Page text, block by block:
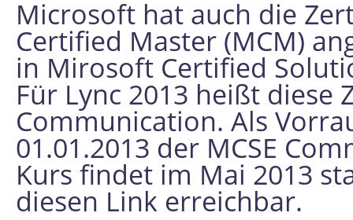
Microsoft hat auch die
Certified Master (MCM)
in Mirosoft Certified
Für Lync 2013 heißt diese
Communication. Als
01.01.2013 der MCSE
Kurs findet im Mai 2013
diesen Link erreichbar.